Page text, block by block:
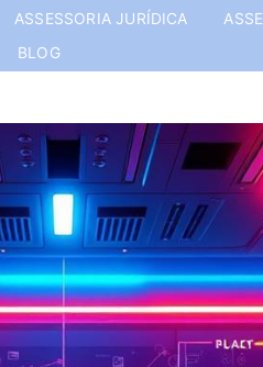
ASSESSORIA JURÍDICA
BLOG